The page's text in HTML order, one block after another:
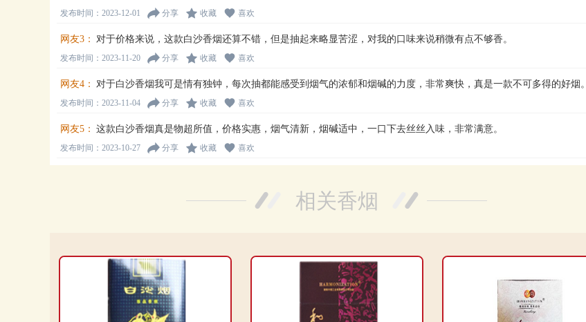
发布时间：2023-12-01 分享 收藏 喜欢
网友3： 对于价格来说，这款白沙香烟还算不错，但是抽起来略显苦涩，对我的口味来说稍微有点不够香。
发布时间：2023-11-20 分享 收藏 喜欢
网友4： 对于白沙香烟我可是情有独钟，每次抽都能感受到烟气的浓郁和烟碱的力度，非常爽快，真是一款不可多得的好烟。
发布时间：2023-11-04 分享 收藏 喜欢
网友5： 这款白沙香烟真是物超所值，价格实惠，烟气清新，烟碱适中，一口下去丝丝入味，非常满意。
发布时间：2023-10-27 分享 收藏 喜欢
相关香烟